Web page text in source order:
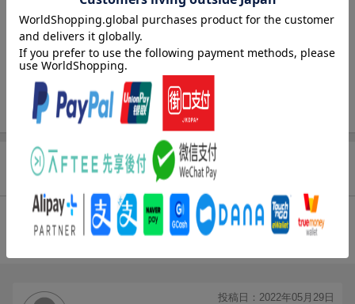
1.
1 [1:42]
2. ライフソング -Life Song-
3.ニワトリ[4:26]
4. 山商 [4:47]
5.ラ・フランス〜おフランスを添えて〜
6. 下北沢[5:15]
ヤナト田植唄・巫 かみなぎ -Future Trax-
8.生きる[4:21]
9.最上川舟唄 -Life Song-[3:34]
10. からめ節 -Last Song-[4:58]
11.おはら節 -Life Song-[3:14]
12.グラシアス・メヒコ[3:45]
[Disc2]
商品レビュー
総合評価：
投稿日：2022年05月29日